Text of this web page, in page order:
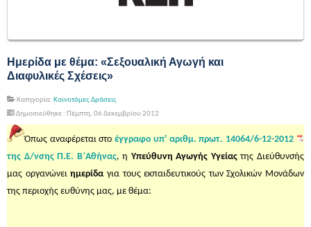
Ημερίδα με θέμα: «Σεξουαλική Αγωγή και
Διαφυλικές Σχέσεις»
Κατηγορία: Καινοτόμες Δράσεις
Δημοσιεύθηκε : Πέμπτη, 06 Δεκεμβρίου 2012
Όπως αναφέρεται στο έγγραφο υπ' αριθμ. πρωτ. 14064/6-12-2012
της Δ/νσης Π.Ε. Β΄Αθήνας, η Υπεύθυνη Αγωγής Υγείαςτης Διεύθυνσής
μας οργανώνειημερίδα για τους εκπαιδευτικούς των Σχολικών Μονάδων
της περιοχής ευθύνης μας, με θέμα: